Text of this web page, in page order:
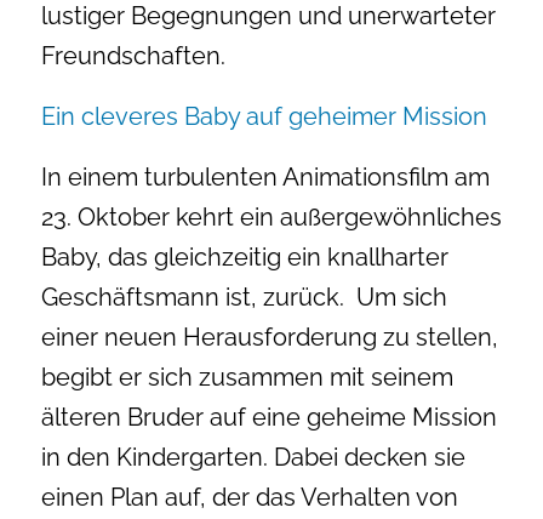
lustiger Begegnungen und unerwarteter
Freundschaften.
Ein cleveres Baby auf geheimer Mission
In einem turbulenten Animationsfilm am
23. Oktober kehrt ein außergewöhnliches
Baby, das gleichzeitig ein knallharter
Geschäftsmann ist, zurück. Um sich
einer neuen Herausforderung zu stellen,
begibt er sich zusammen mit seinem
älteren Bruder auf eine geheime Mission
in den Kindergarten. Dabei decken sie
einen Plan auf, der das Verhalten von